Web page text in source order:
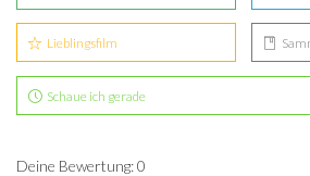
Lieblingsfilm
Schaue ich gerade
Deine Bewertung: 0